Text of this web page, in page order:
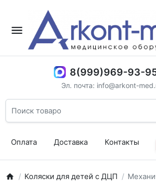
8(999)969-93-
Эл. почта: info@arkont-
Оплата Доставка Контакты
Коляски для детей с ДЦП